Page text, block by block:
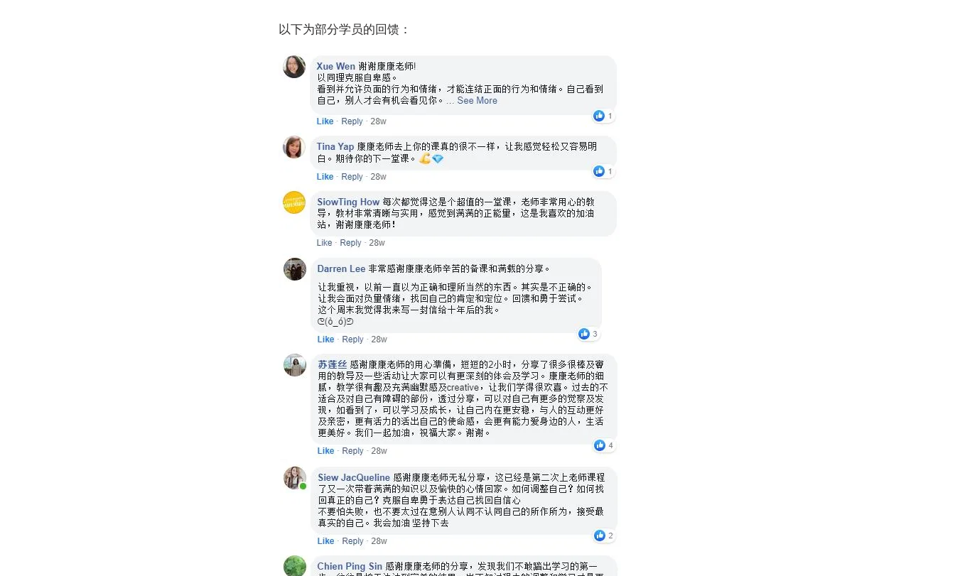
​以下为部分学员的回馈：